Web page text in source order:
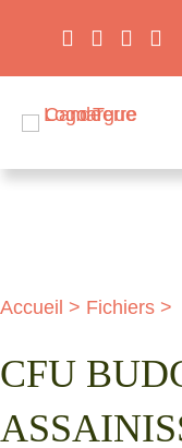
Accueil > Fichiers >
CFU